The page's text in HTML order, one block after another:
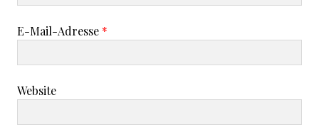
E-Mail-Adresse *
Website